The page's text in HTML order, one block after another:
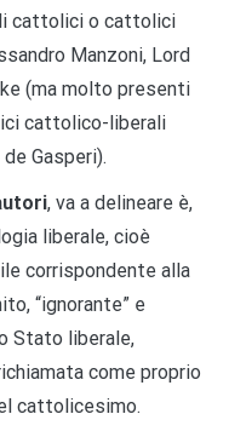
cattolici o cattolici
Manzoni, Lord
(ma molto presenti
cattolico-liberali
Gasperi).
, va a delineare è,
liberale, cioè
corrispondente alla
“ignorante” e
Stato liberale,
come proprio
cattolicesimo.